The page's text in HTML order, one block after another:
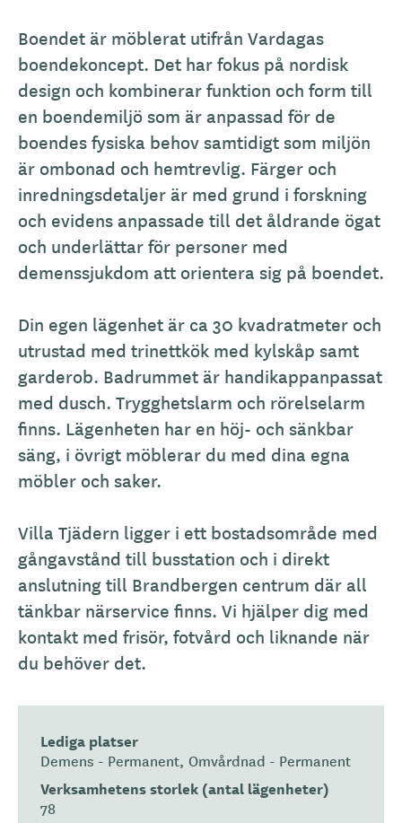
s
k
r
i
v
n
i
n
g
Boendet är möblerat utifrån Vardagas
boendekoncept. Det har fokus på nordisk
design och kombinerar funktion och form till
en boendemiljö som är anpassad för de
boendes fysiska behov samtidigt som miljön
är ombonad och hemtrevlig. Färger och
inredningsdetaljer är med grund i forskning
och evidens anpassade till det åldrande ögat
och underlättar för personer med
demenssjukdom att orientera sig på boendet.
Din egen lägenhet är ca 30 kvadratmeter och
utrustad med trinettkök med kylskåp samt
garderob. Badrummet är handikappanpassat
med dusch. Trygghetslarm och rörelselarm
finns. Lägenheten har en höj- och sänkbar
säng, i övrigt möblerar du med dina egna
möbler och saker.
Villa Tjädern ligger i ett bostadsområde med
gångavstånd till busstation och i direkt
anslutning till Brandbergen centrum där all
tänkbar närservice finns. Vi hjälper dig med
kontakt med frisör, fotvård och liknande när
du behöver det.
Lediga platser
Demens - Permanent Omvårdnad - Permanent
Verksamhetens storlek (antal lägenheter)
78